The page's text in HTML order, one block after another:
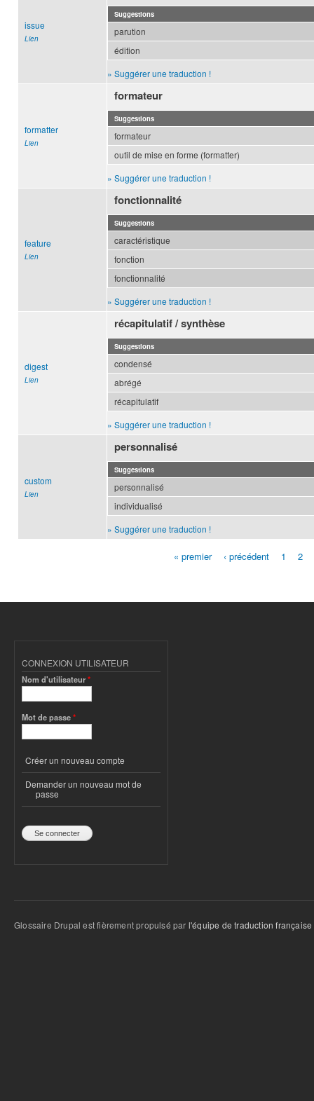
issue
Lien
Suggestions
parution
édition
» Suggérer une traduction !
formatter
Lien
formateur
Suggestions
formateur
outil de mise en forme (formatter)
» Suggérer une traduction !
feature
Lien
fonctionnalité
Suggestions
caractéristique
fonction
fonctionnalité
» Suggérer une traduction !
digest
Lien
récapitulatif / synthèse
Suggestions
condensé
abrégé
récapitulatif
» Suggérer une traduction !
custom
Lien
personnalisé
Suggestions
personnalisé
individualisé
» Suggérer une traduction !
« premier ‹ précédent 1 2
CONNEXION UTILISATEUR
Nom d'utilisateur*
Mot de passe*
Créer un nouveau compte
Demander un nouveau mot de
passe
Glossaire Drupal est fièrement propulsé par l'équipe de traduction française